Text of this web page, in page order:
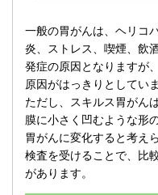
一般の胃がんは、ヘリコ
炎、ストレス、喫煙、飲
発症の原因となりますが
原因がはっきりとしてい
ただし、スキルス胃がん
膜に小さく凹むような形
胃がんに変化すると考え
検査を受けることで、比
があります。